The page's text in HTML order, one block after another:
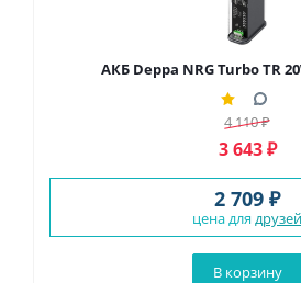
АКБ Deppa NRG Turbo TR
4 110₽
3 643₽
2 709 ₽
цена для друзей
В корзину